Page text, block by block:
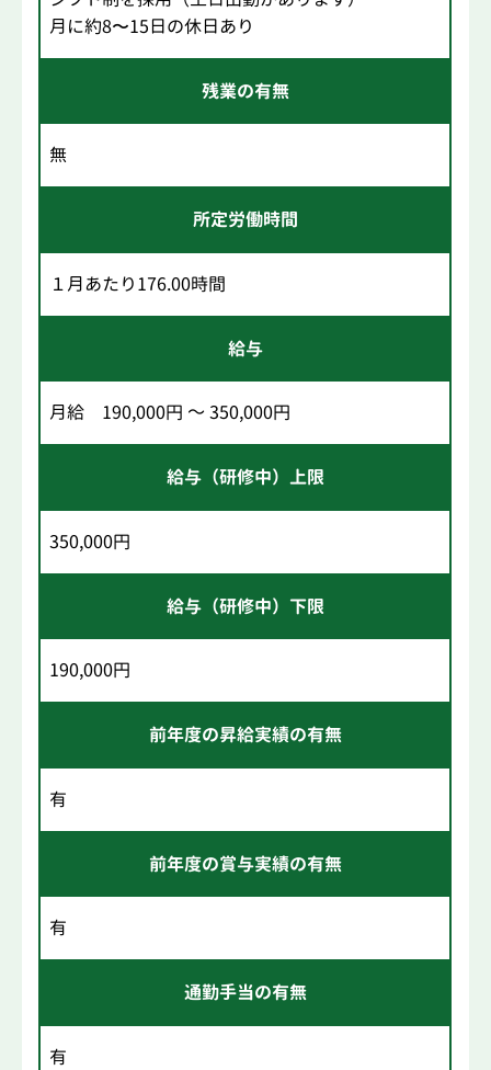
月に約8〜15日の休日あり
残業の有無
無
所定労働時間
１月あたり176.00時間
給与
月給 190,000円 ～ 350,000円
給与（研修中）上限
350,000円
給与（研修中）下限
190,000円
前年度の昇給実績の有無
有
前年度の賞与実績の有無
有
通勤手当の有無
有